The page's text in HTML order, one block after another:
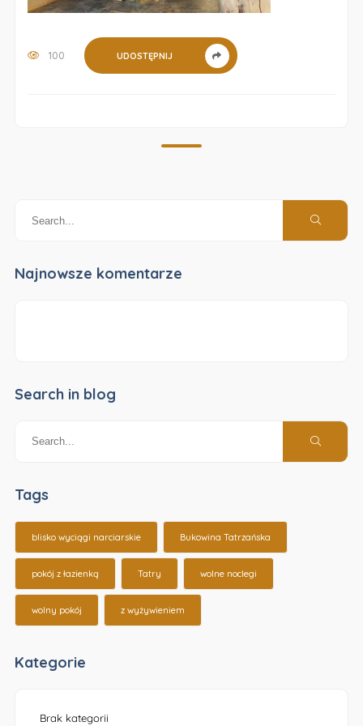
100 UDOSTĘPNIJ
Najnowsze komentarze
Search in blog
Tags
blisko wyciągi narciarskie Bukowina Tatrzańska
pokój z łazienką Tatry wolne noclegi
wolny pokój z wyżywieniem
Kategorie
Brak kategorii